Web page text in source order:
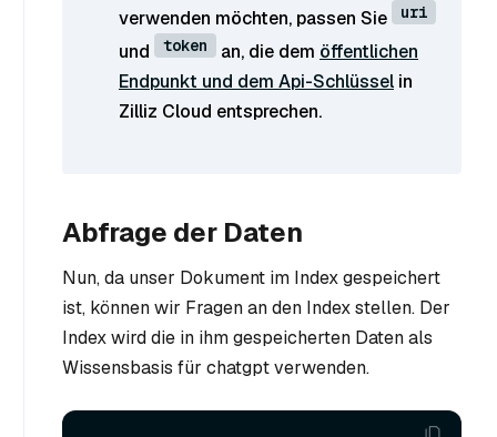
verwenden möchten, passen Sie
uri
und token an, die dem öffentlichen
Endpunkt und dem Api-Schlüssel in
Zilliz Cloud entsprechen.
Abfrage der Daten
Nun, da unser Dokument im Index gespeichert
ist, können wir Fragen an den Index stellen. Der
Index wird die in ihm gespeicherten Daten als
Wissensbasis für chatgpt verwenden.